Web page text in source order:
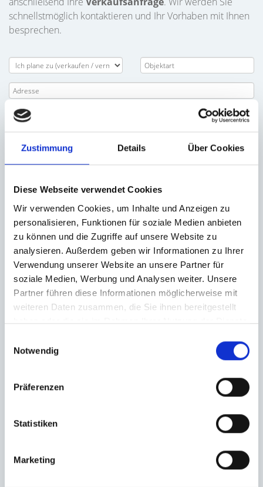
Zustimmung Details Über Cookies
Diese Webseite verwendet Cookies
Wir verwenden Cookies, um Inhalte und Anzeigen zu
personalisieren, Funktionen für soziale Medien anbieten
zu können und die Zugriffe auf unsere Website zu
analysieren. Außerdem geben wir Informationen zu Ihrer
Verwendung unserer Website an unsere Partner für
soziale Medien, Werbung und Analysen weiter. Unsere
Partner führen diese Informationen möglicherweise mit
weiteren Daten zusammen, die Sie ihnen bereitgestellt
haben oder die sie im Rahmen Ihrer Nutzung der Dienste
Notwendig
Präferenzen
Statistiken
Marketing
schnellstmöglich kontaktieren und Ihr Vorhaben mit Ihnen
besprechen.